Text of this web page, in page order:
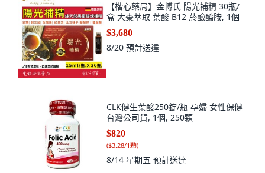
【楷心藥局】金博氏 陽光補精 30瓶/
盒 大棗萃取 葉酸 B12 菸鹼醯胺, 1個
$3,680
8/20 預計送達
CLK健生葉酸250錠/瓶 孕婦 女性保健
台灣公司貨, 1個, 250顆
$820
($3.28/1顆)
8/14 星期五 預計送達